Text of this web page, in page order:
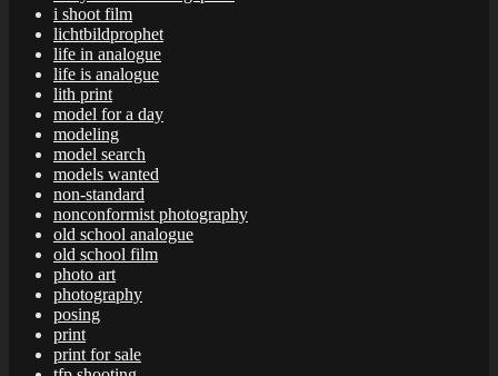
i shoot film
lichtbildprophet
life in analogue
life is analogue
lith print
model for a day
modeling
model search
models wanted
non-standard
nonconformist photography
old school analogue
old school film
photo art
photography
posing
print
print for sale